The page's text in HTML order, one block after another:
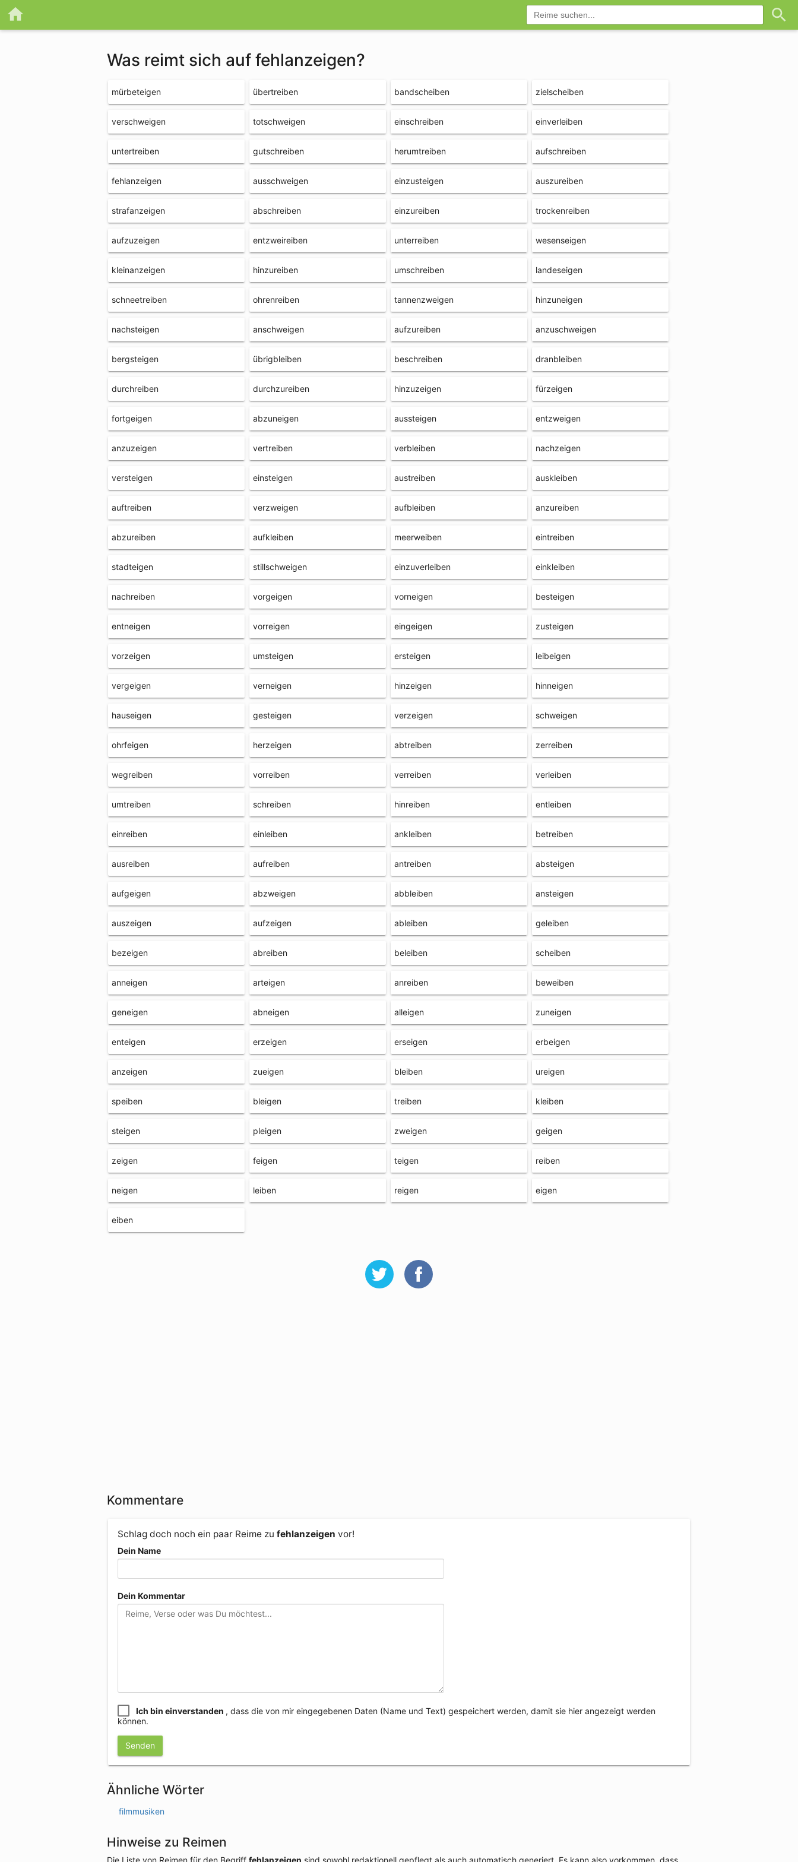
Was reimt sich auf fehlanzeigen?
mürbeteigen übertreiben bandscheiben zielscheiben
verschweigen totschweigen einschreiben einverleiben
untertreiben gutschreiben herumtreiben aufschreiben
fehlanzeigen ausschweigen einzusteigen auszureiben
strafanzeigen abschreiben einzureiben trockenreiben
aufzuzeigen entzweireiben unterreiben wesenseigen
kleinanzeigen hinzureiben umschreiben landeseigen
schneetreiben ohrenreiben tannenzweigen hinzuneigen
nachsteigen anschweigen aufzureiben anzuschweigen
bergsteigen übrigbleiben beschreiben dranbleiben
durchreiben durchzureiben hinzuzeigen fürzeigen
fortgeigen abzuneigen aussteigen entzweigen
anzuzeigen vertreiben verbleiben nachzeigen
versteigen einsteigen austreiben auskleiben
auftreiben verzweigen aufbleiben anzureiben
abzureiben aufkleiben meerweiben eintreiben
stadteigen stillschweigen einzuverleiben einkleiben
nachreiben vorgeigen vorneigen besteigen
entneigen vorreigen eingeigen zusteigen
vorzeigen umsteigen ersteigen leibeigen
vergeigen verneigen hinzeigen hinneigen
hauseigen gesteigen verzeigen schweigen
ohrfeigen herzeigen abtreiben zerreiben
wegreiben vorreiben verreiben verleiben
umtreiben schreiben hinreiben entleiben
einreiben einleiben ankleiben betreiben
ausreiben aufreiben antreiben absteigen
aufgeigen abzweigen abbleiben ansteigen
auszeigen aufzeigen ableiben geleiben
bezeigen abreiben beleiben scheiben
anneigen arteigen anreiben beweiben
geneigen abneigen alleigen zuneigen
enteigen erzeigen erseigen erbeigen
anzeigen zueigen bleiben ureigen
speiben bleigen treiben kleiben
steigen pleigen zweigen geigen
zeigen feigen teigen reiben
neigen leiben reigen eigen
eiben
Kommentare
Schlag doch noch ein paar Reime zu fehlanzeigen vor!
Dein Name
Dein Kommentar
Ich bin einverstanden , dass die von mir eingegebenen Daten (Name und Text) gespeichert werden, damit sie hier angezeigt werden
können.
Senden
Ähnliche Wörter
filmmusiken
Hinweise zu Reimen
Die Liste von Reimen für den Begriff fehlanzeigen sind sowohl redaktionell gepflegt als auch automatisch generiert. Es kann also vorkommen, dass